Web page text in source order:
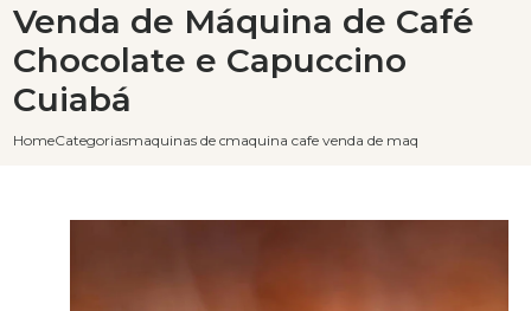
HomeCategoriasmaquinas de cafe capuccino
maquina cafe capuccinovenda de maquina de cafe
Venda de Máquina de Café
Chocolate e Capuccino
Cuiabá